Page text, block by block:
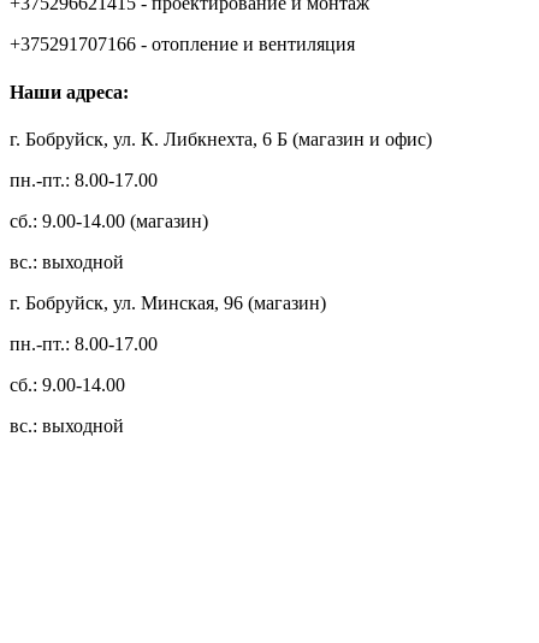
+375291707166 - отопление и вентиляция
Наши адреса:
г. Бобруйск, ул. К. Либкнехта, 6 Б (магазин и офис)
пн.-пт.: 8.00-17.00
сб.: 9.00-14.00 (магазин)
вс.: выходной
г. Бобруйск, ул. Минская, 96 (магазин)
пн.-пт.: 8.00-17.00
сб.: 9.00-14.00
вс.: выходной